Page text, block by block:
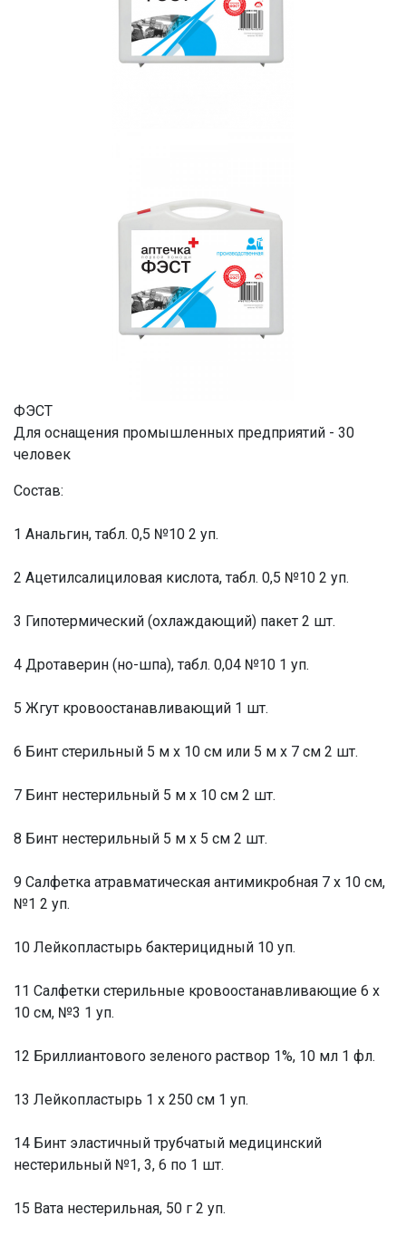
ФЭСТ
Для оснащения промышленных предприятий - 30
человек
Состав:
1 Анальгин, табл. 0,5 №10 2 уп.
2 Ацетилсалициловая кислота, табл. 0,5 №10 2 уп.
3 Гипотермический (охлаждающий) пакет 2 шт.
4 Дротаверин (но-шпа), табл. 0,04 №10 1 уп.
5 Жгут кровоостанавливающий 1 шт.
6 Бинт стерильный 5 м х 10 см или 5 м x 7 см 2 шт.
7 Бинт нестерильный 5 м х 10 см 2 шт.
8 Бинт нестерильный 5 м х 5 см 2 шт.
9 Салфетка атравматическая антимикробная 7 x 10 см,
№1 2 уп.
10 Лейкопластырь бактерицидный 10 уп.
11 Салфетки стерильные кровоостанавливающие 6 х
10 см, №3 1 уп.
12 Бриллиантового зеленого раствор 1%, 10 мл 1 фл.
13 Лейкопластырь 1 х 250 см 1 уп.
14 Бинт эластичный трубчатый медицинский
нестерильный №1, 3, 6 по 1 шт.
15 Вата нестерильная, 50 г 2 уп.